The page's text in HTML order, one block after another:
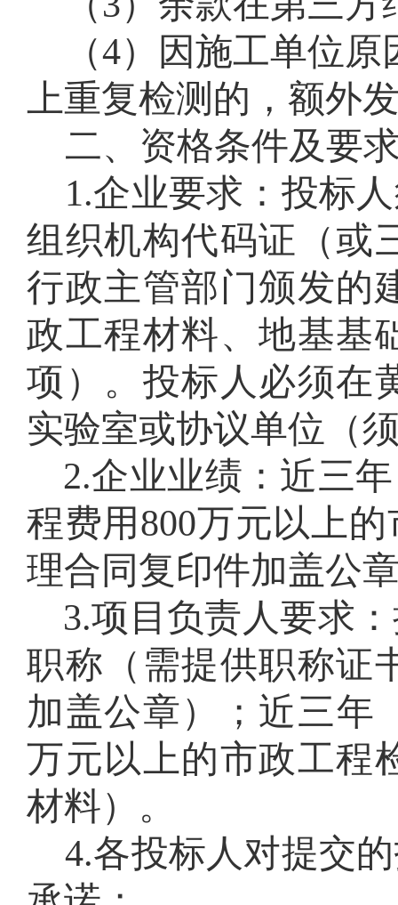
（4）因施工单位
上重复检测的，额外
二、资格条件及要
1.企业要求：投标
组织机构代码证（或
行政主管部门颁发的
政工程材料、地基基
项 ）。投标人必须在
实验室或协议单位（
2.企业业绩：近三
程费用800万元以上的
理合同复印件加盖公
3.项目负责人要求
职称 （需提供职称证
加盖公章）； 近三年
万元以上的市政工程
材料） 。
4.各投标人对提交